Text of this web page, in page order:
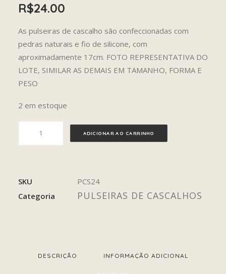
R$24.00
As pulseiras de cascalho são confeccionadas com
pedras naturais e fio de silicone, com
aproximadamente 17cm. FOTO REPRESENTATIVA DO
LOTE, SIMILAR AS DEMAIS EM TAMANHO, FORMA E
PESO
2 em estoque
ADICIONAR AO CARRINHO
SKU
PCS24
Categoria
PULSEIRAS DE CASCALHOS
DESCRIÇÃO INFORMAÇÃO ADICIONAL